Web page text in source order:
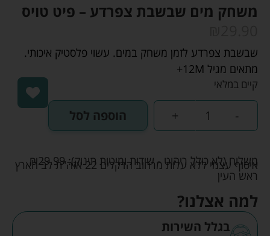
משחק מים שבשבת צפרדע – פיט טויס
שבשבת צפרדע לזמן משחק במים. עשוי פלסטיק איכותי.
מתאים מגיל 12M+
קיים במלאי
-
+ הוספה לסל
משלוח (לא כולל ריהוט - שידות ומיטות תינוק): ₪29.99
איסוף עצמי ללא עלות מרחוב הדקלים 22 אזה"ת לב הארץ
ראש העין
למה אצלנו?
בגלל השירות